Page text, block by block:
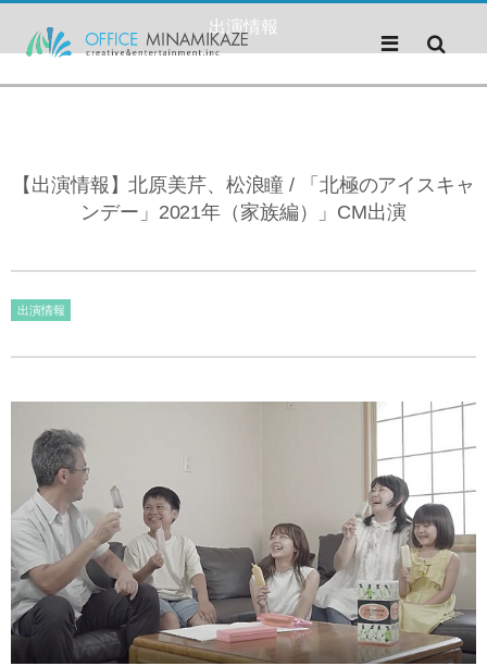
出演情報
【出演情報】北原美芹、松浪瞳 / 「北極のアイスキャ
ンデー」2021年（家族編）」CM出演
出演情報